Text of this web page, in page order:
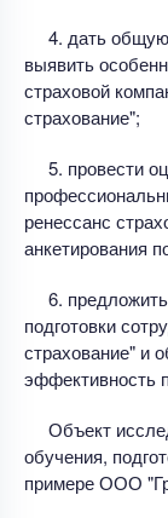
4. дать
выявить
страховой
страхование";
5. провести
ренессанс
анкетирования
6.
подготовки
страхование" и
эффективность
Объект
обучения,
примере ООО